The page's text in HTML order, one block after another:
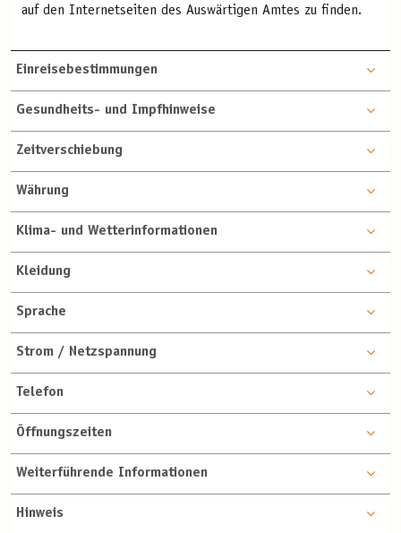
auf den Internetseiten des Auswärtigen Amtes zu finden.
Einreisebestimmungen
Gesundheits- und Impfhinweise
Zeitverschiebung
Währung
Klima- und Wetterinformationen
Kleidung
Sprache
Strom / Netzspannung
Telefon
Öffnungszeiten
Weiterführende Informationen
Hinweis